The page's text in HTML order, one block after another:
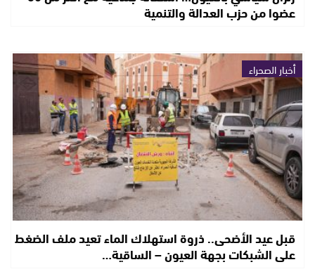
عضوا من حزب العدالة والتنمية
أخبار الصحراء
قبل عيد الأضحى.. ذروة استهلاك الماء تعيد ملف الضغط
على الشبكات بجهة العيون – الساقية…